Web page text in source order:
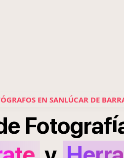
EN SANLÚCAR DE
Fotografí